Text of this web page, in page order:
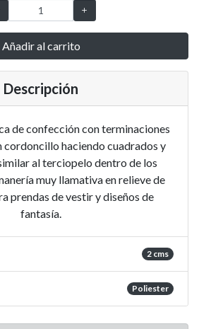
Añadir al carrito
Descripción
de confección con terminaciones
cordoncillo haciendo cuadrados y
al terciopelo dentro de los
muy llamativa en relieve de
prendas de vestir y diseños de
fantasía.
2 cms
Poliester